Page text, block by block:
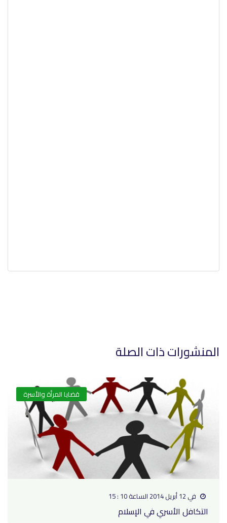
المنشورات ذات الصلة
قضايا المرأة والأسرة
في 12 أبريل 2014 الساعة 10 : 15
التكافل الأسري في الإسلام